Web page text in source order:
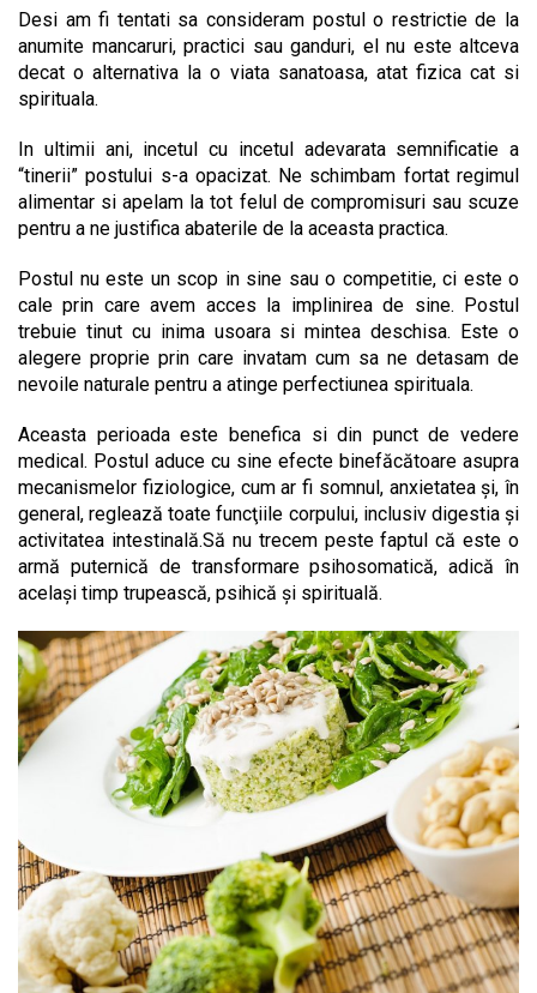
Desi am fi tentati sa consideram postul o restrictie de la
anumite mancaruri, practici sau ganduri, el nu este altceva
decat o alternativa la o viata sanatoasa, atat fizica cat si
spirituala.
In ultimii ani, incetul cu incetul adevarata semnificatie a
“tinerii” postului s-a opacizat. Ne schimbam fortat regimul
alimentar si apelam la tot felul de compromisuri sau scuze
pentru a ne justifica abaterile de la aceasta practica.
Postul nu este un scop in sine sau o competitie, ci este o
cale prin care avem acces la implinirea de sine. Postul
trebuie tinut cu inima usoara si mintea deschisa. Este o
alegere proprie prin care invatam cum sa ne detasam de
nevoile naturale pentru a atinge perfectiunea spirituala.
Aceasta perioada este benefica si din punct de vedere
medical. Postul aduce cu sine efecte binefăcătoare asupra
mecanismelor fiziologice, cum ar fi somnul, anxietatea şi, în
general, reglează toate funcţiile corpului, inclusiv digestia şi
activitatea intestinală.Să nu trecem peste faptul că este o
armă puternică de transformare psihosomatică, adică în
acelaşi timp trupească, psihică şi spirituală.